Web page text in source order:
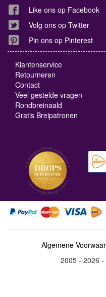
Like ons op Facebook
Volg ons op Twitter
Pin ons op Pinterest
Klantenservice
Retourneren
Contact
Veel gestelde vragen
Rondbreinaald
Gratis Breipatronen
Algemene
2005 - 2026 -